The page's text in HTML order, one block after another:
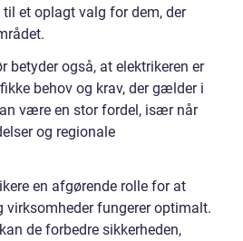
et oplagt valg for dem, der
betyder også, at elektrikeren er
behov og krav, der gælder i
være en stor fordel, især når
og regionale
en afgørende rolle for at
virksomheder fungerer optimalt.
de forbedre sikkerheden,